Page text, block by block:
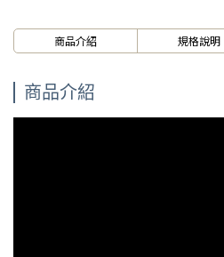
商品介紹 規格說明
商品介紹